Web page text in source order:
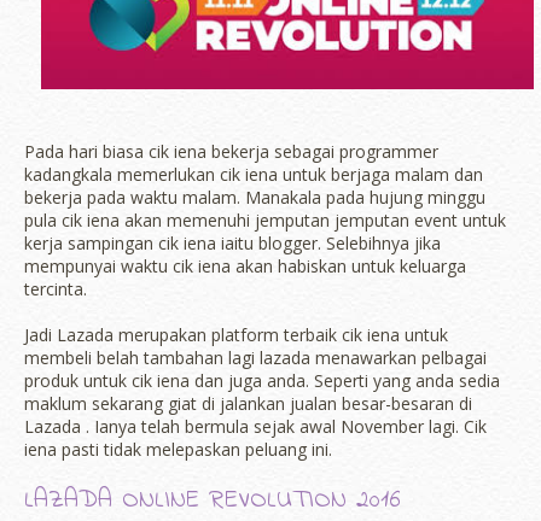
Pada hari biasa cik iena bekerja sebagai programmer
kadangkala memerlukan cik iena untuk berjaga malam dan
bekerja pada waktu malam. Manakala pada hujung minggu
pula cik iena akan memenuhi jemputan jemputan event untuk
kerja sampingan cik iena iaitu blogger. Selebihnya jika
mempunyai waktu cik iena akan habiskan untuk keluarga
tercinta.
Jadi Lazada merupakan platform terbaik cik iena untuk
membeli belah tambahan lagi lazada menawarkan pelbagai
produk untuk cik iena dan juga anda. Seperti yang anda sedia
maklum sekarang giat di jalankan jualan besar-besaran di
Lazada . Ianya telah bermula sejak awal November lagi. Cik
iena pasti tidak melepaskan peluang ini.
LAZADA ONLINE REVOLUTION 2016